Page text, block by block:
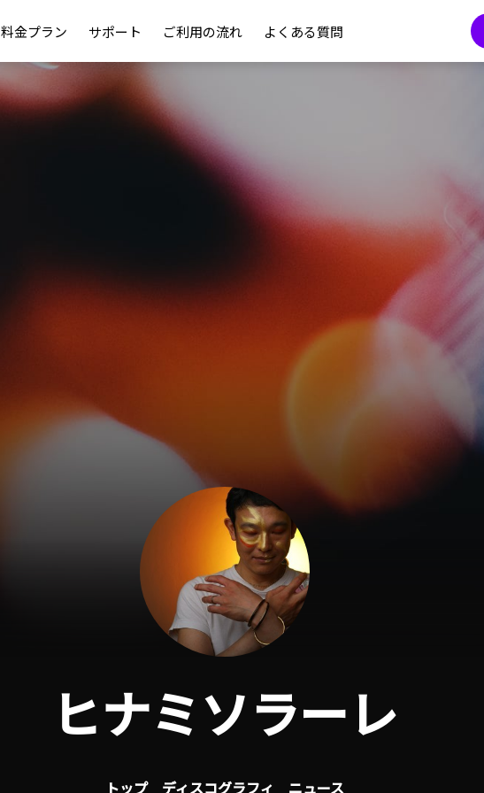
料金プラン サポート ご利用の流れ よくある質問
ヒナミソラーレ
トップ ディスコグラフィ ニュース